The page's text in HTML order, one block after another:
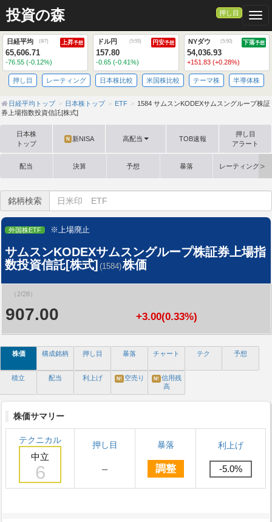
投資の森 押し目
日経平均 (8/7) 上昇予想
65,606.71
-76.55 (-0.12%)
ドル円 (5:55) 円安予想
157.80
-0.65 (-0.41%)
NYダウ (5:50) 下落予想
54,036.93
+151.83 (+0.28%)
押し目 レーティング 日本株比較 米国株比較 テーマ株 半導体株
日経平均トップ 日本株トップ ETF
1584 サムスンKODEXサムスングループ株証
券上場指数投資信託[株式]
日本株
トップ
N 新NISA 高配当 TOB速報
押し目
アラート
配当 決算 予想 暴落 レーティング格
銘柄検索
外国株ETF ※上場廃止
サムスンKODEXサムスングループ株証券上場指
数投資信託[株式] (1584)株価
（2/28）
907.00 +3.00(0.33%)
株価 構成銘柄 押し目 暴落 チャート テク 予想
積立 配当 利上げ N! 空売り N! 信用残
高
株価サマリー
テクニカル
中立
6
押し目
－
暴落
調整
利上げ
-5.0%